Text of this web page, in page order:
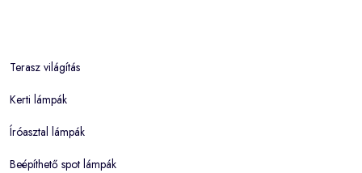
Terasz világítás
Kerti lámpák
Íróasztal lámpák
Beépíthető spot lámpák